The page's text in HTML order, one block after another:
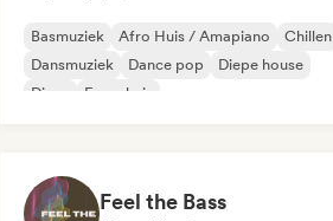
Basmuziek Afro Huis / Amapiano
Chillen
Dansmuziek
Dance pop
Diepe house
Disco
Frans huis
Feel the Bass